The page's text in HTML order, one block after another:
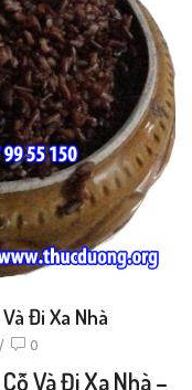
Đi Xa Nhà
/ 0
Và Đi Xa Nhà –